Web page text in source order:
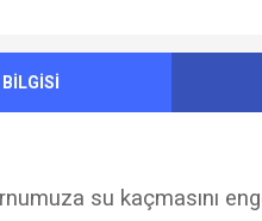
su kaçmasını